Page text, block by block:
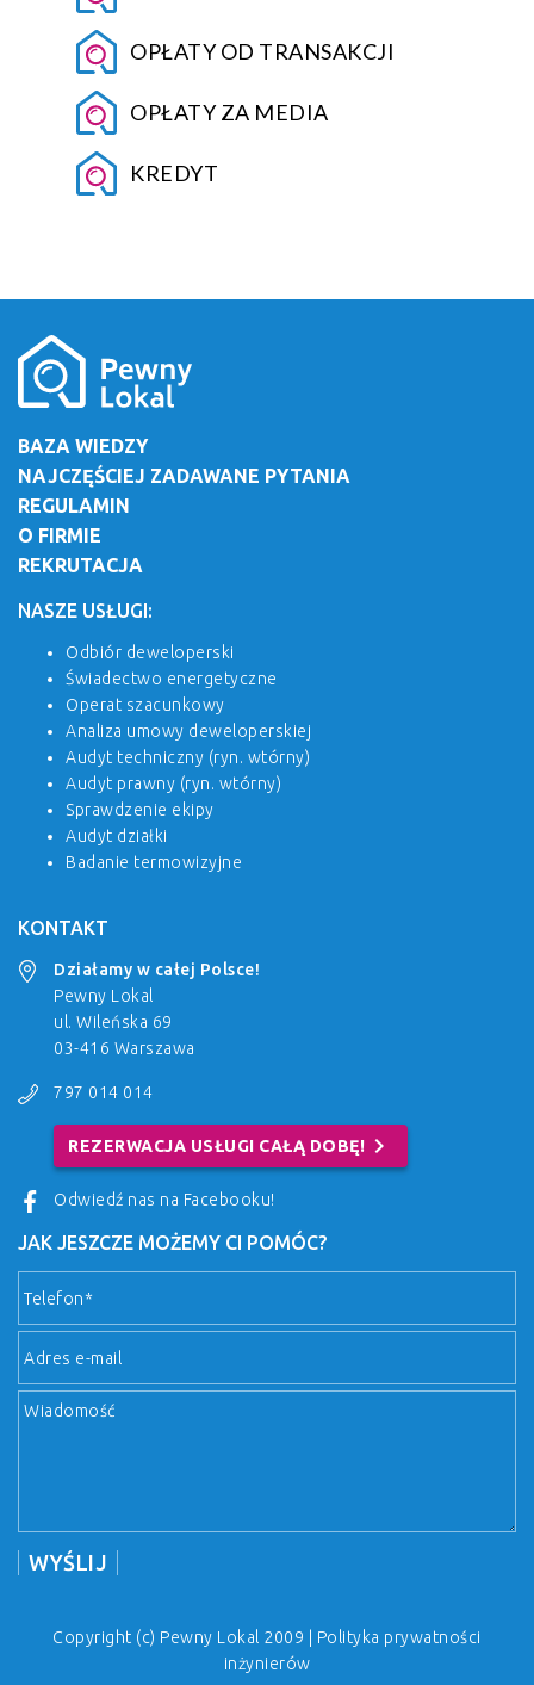
OPŁATY OD TRANSAKCJI
OPŁATY ZA MEDIA
KREDYT
BAZA WIEDZY
NAJCZĘŚCIEJ ZADAWANE PYTANIA
REGULAMIN
O FIRMIE
REKRUTACJA
NASZE USŁUGI:
Odbiór deweloperski
Świadectwo energetyczne
Operat szacunkowy
Analiza umowy deweloperskiej
Audyt techniczny (ryn. wtórny)
Audyt prawny (ryn. wtórny)
Sprawdzenie ekipy
Audyt działki
Badanie termowizyjne
KONTAKT
Działamy w całej Polsce!
Pewny Lokal
ul. Wileńska 69
03-416 Warszawa
797 014 014
REZERWACJA USŁUGI CAŁĄ DOBĘ! chevron_right
Odwiedź nas na Facebooku!
JAK JESZCZE MOŻEMY CI POMÓC?
Copyright (c) Pewny Lokal 2009 | Polityka prywatności
inżynierów